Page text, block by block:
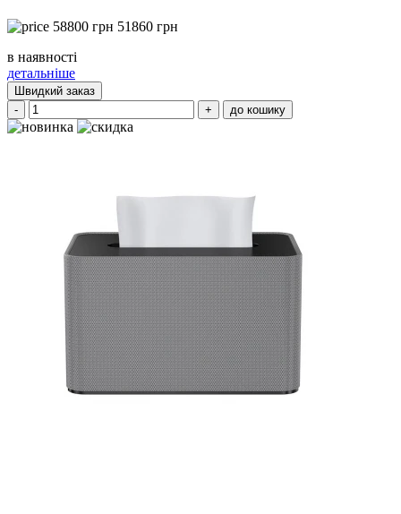
58800 грн 51860 грн
в наявності
детальніше
Швидкий заказ
-
+ до кошику